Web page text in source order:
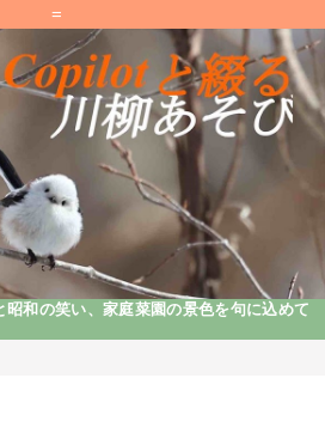
=
昭和の笑い、家庭菜園の景色を句に込めて